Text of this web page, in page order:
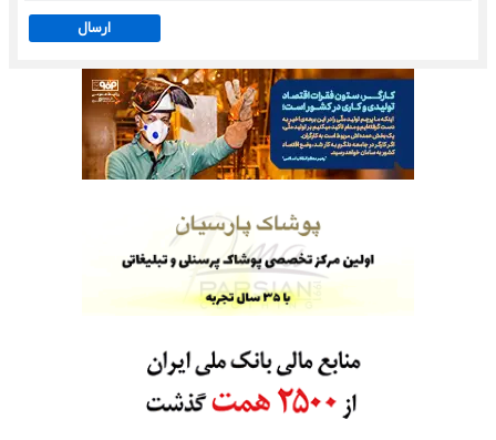
ارسال